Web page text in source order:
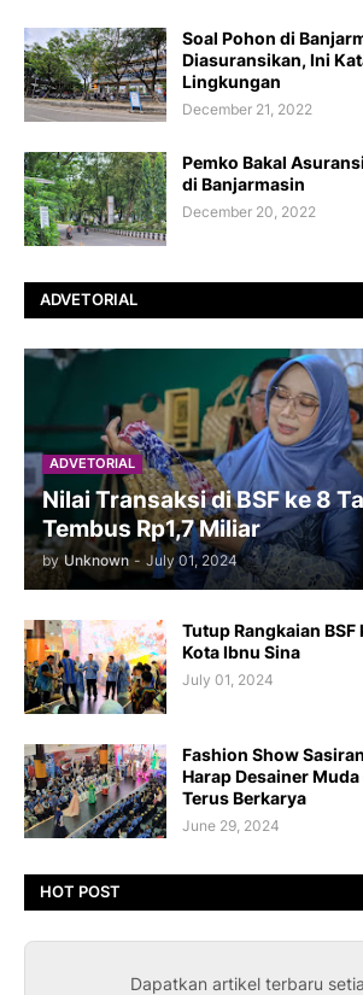
Soal Pohon di
Diasuransikan, Ini
Lingkungan
December 21, 2022
Pemko Bakal
di Banjarmasin
December 20, 2022
ADVETORIAL
ADVETORIAL
Nilai Transaksi di BSF ke 8
Tembus Rp1,7 Miliar
by Unknown - July 01, 2024
Tutup Rangkaian BSF
Kota Ibnu Sina
July 01, 2024
Fashion Show
Harap Desainer
Terus Berkarya
June 29, 2024
HOT POST
Dapatkan artikel terbaru